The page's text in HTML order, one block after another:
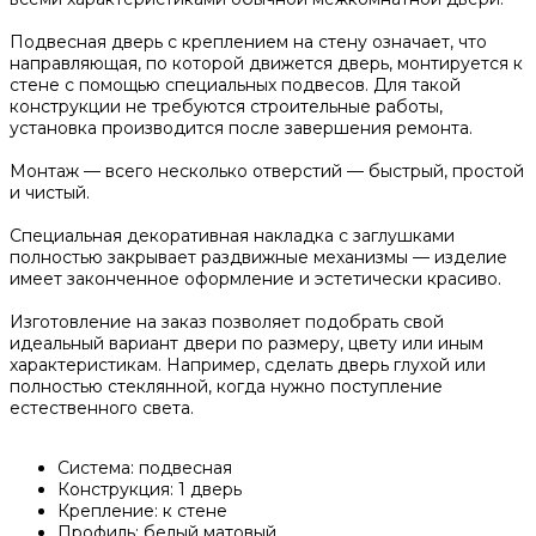
Подвесная дверь с креплением на стену означает, что
направляющая, по которой движется дверь, монтируется к
стене с помощью специальных подвесов. Для такой
конструкции не требуются строительные работы,
установка производится после завершения ремонта.
Монтаж — всего несколько отверстий — быстрый, простой
и чистый.
Специальная декоративная накладка с заглушками
полностью закрывает раздвижные механизмы — изделие
имеет законченное оформление и эстетически красиво.
Изготовление на заказ позволяет подобрать свой
идеальный вариант двери по размеру, цвету или иным
характеристикам. Например, сделать дверь глухой или
полностью стеклянной, когда нужно поступление
естественного света.
Система: подвесная
Конструкция: 1 дверь
Крепление: к стене